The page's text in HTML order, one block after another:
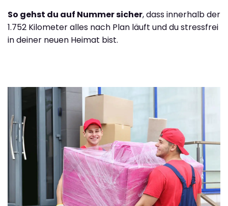
So gehst du auf Nummer sicher, dass innerhalb der
1.752 Kilometer alles nach Plan läuft und du stressfrei
in deiner neuen Heimat bist.